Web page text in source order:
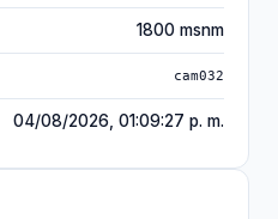
1800 msnm
cam032
04/08/2026, 01:09:27 p. m.